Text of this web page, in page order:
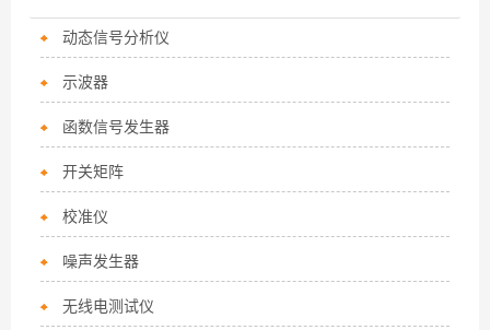
动态信号分析仪
示波器
函数信号发生器
开关矩阵
校准仪
噪声发生器
无线电测试仪